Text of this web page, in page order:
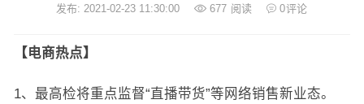
发布: 2021-02-23 11:30:00 677 阅读 0评论
【电商热点】
1、最高检将重点监督“直播带货”等网络销售新业态。